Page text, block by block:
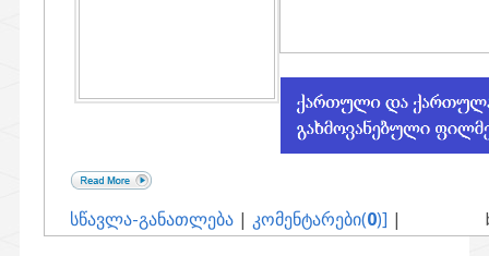
სწავლა-განათლება | კომენტარები(0)] |